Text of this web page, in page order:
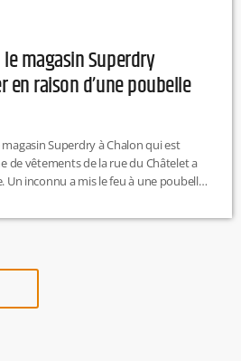
magasin Superdry
raison d’une poubelle
Superdry à Chalon qui est
de vêtements de la rue du Châtelet a
Un inconnu a mis le feu à une poubelle
la semaine prochaine avant le